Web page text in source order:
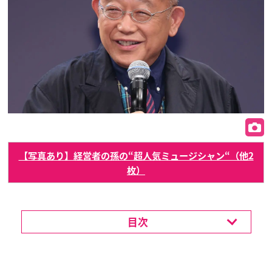
【写真あり】経営者の孫の“超人気ミュージシャン“（他2
枚）
目次